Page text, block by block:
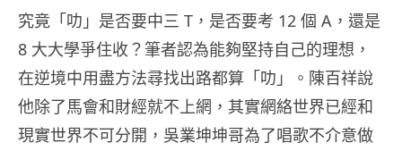
究竟「叻」是否要中三 T，是否要考 12 個 A，還是
8 大大學爭住收？筆者認為能夠堅持自己的理想，
在逆境中用盡方法尋找出路都算「叻」。陳百祥說
他除了馬會和財經就不上網，其實網絡世界已經和
現實世界不可分開，吳業坤坤哥為了唱歌不介意做